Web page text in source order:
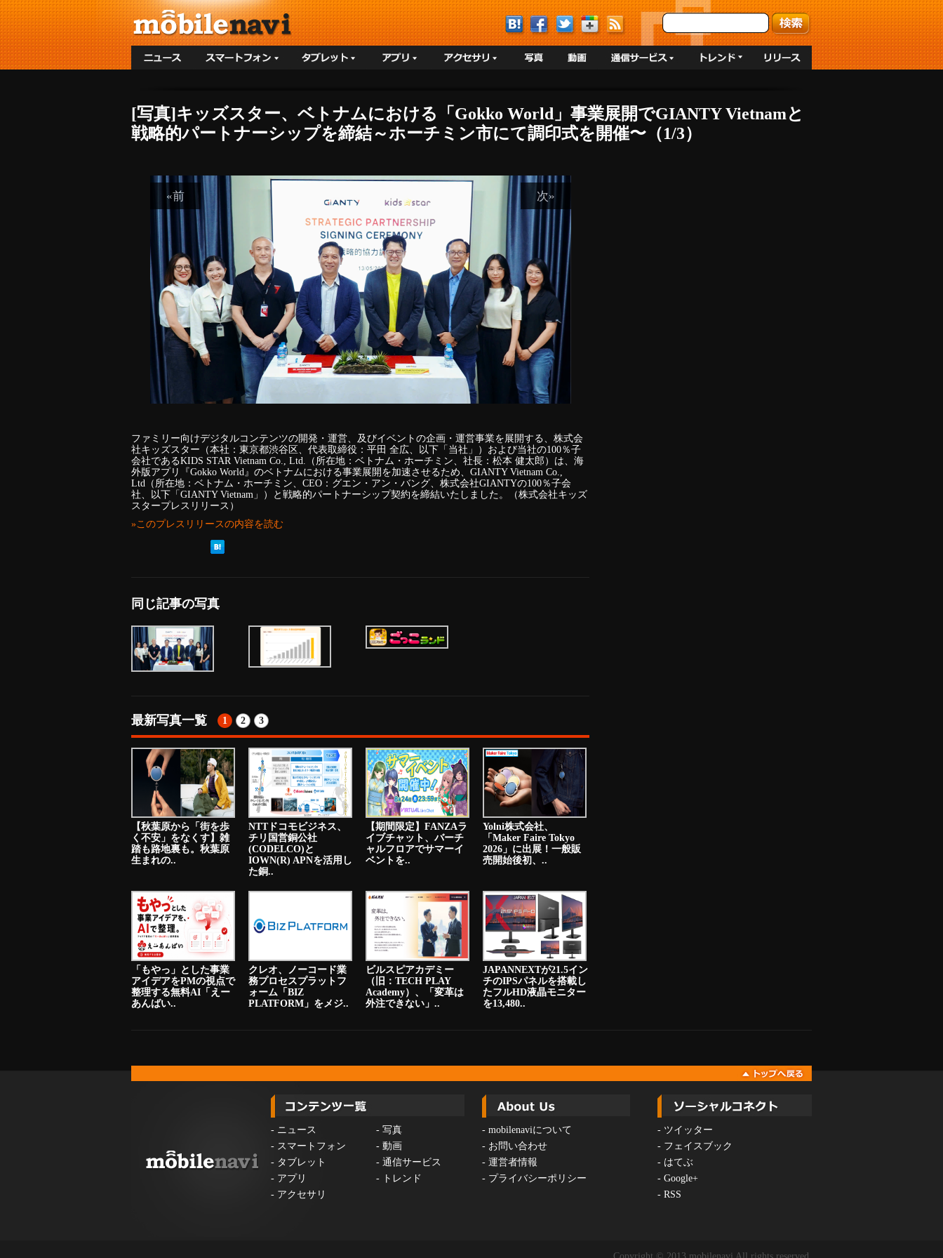
[写真]キッズスター、ベトナムにおける「Gokko World」事業展開でGIANTY Vietnamと
戦略的パートナーシップを締結～ホーチミン市にて調印式を開催〜（1/3）
«前 次»
ファミリー向けデジタルコンテンツの開発・運営、及びイベントの企画・運営事業を展開する、株式会
社キッズスター（本社：東京都渋谷区、代表取締役：平田 全広、以下「当社」）および当社の100％子
会社であるKIDS STAR Vietnam Co., Ltd.（所在地：ベトナム・ホーチミン、社長：松本 健太郎）は、海
外版アプリ『Gokko World』のベトナムにおける事業展開を加速させるため、GIANTY Vietnam Co.,
Ltd（所在地：ベトナム・ホーチミン、CEO：グエン・アン・バング、株式会社GIANTYの100％子会
社、以下「GIANTY Vietnam」）と戦略的パートナーシップ契約を締結いたしました。（株式会社キッズ
スタープレスリリース）
»このプレスリリースの内容を読む
同じ記事の写真
最新写真一覧 1 2 3
【秋葉原から「街を歩
く不安」をなくす】雑
踏も路地裏も。秋葉原
生まれの..
NTTドコモビジネス、
チリ国営銅公社
(CODELCO)と
IOWN(R) APNを活用し
た銅..
【期間限定】FANZAラ
イブチャット、バーチ
ャルフロアでサマーイ
ベントを..
Yolni株式会社、
「Maker Faire Tokyo
2026」に出展！一般販
売開始後初、..
「もやっ」とした事業
アイデアをPMの視点で
整理する無料AI「えー
あんばい..
クレオ、ノーコード業
務プロセスプラットフ
ォーム「BIZ
PLATFORM」をメジ..
ビルスピアカデミー
（旧：TECH PLAY
Academy）、「変革は
外注できない」..
JAPANNEXTが21.5イン
チのIPSパネルを搭載し
たフルHD液晶モニター
を13,480..
- ニュース - 写真
- スマートフォン - 動画
- タブレット - 通信サービス
- アプリ -
トレンド
- アクセサリ
- mobilenaviについて
- お問い合わせ
- 運営者情報
- プライバシーポリシー
- ツイッター
- フェイスブック
- はてぶ
- Google+
- RSS